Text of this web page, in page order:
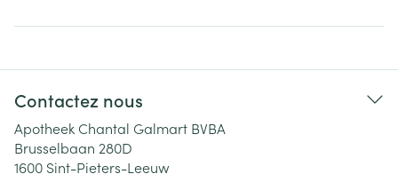
Contactez nous
Apotheek Chantal Galmart BVBA
Brusselbaan 280D
1600 Sint-Pieters-Leeuw